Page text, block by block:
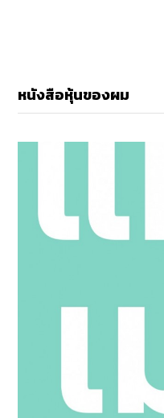
หนังสือหุ้นของผม